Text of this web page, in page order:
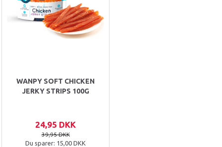
WANPY SOFT CHICKEN
JERKY STRIPS 100G
24,95 DKK
39,95 DKK
Du sparer: 15,00 DKK